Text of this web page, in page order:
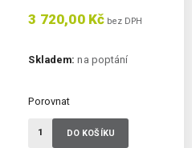
3 720,00 Kč bez DPH
Skladem: na poptání
Porovnat
DO KOŠÍKU